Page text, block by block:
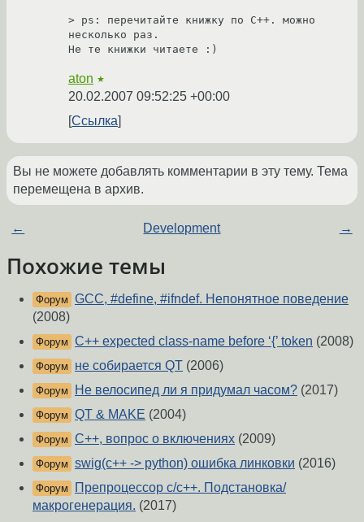
> ps: перечитайте книжку по С++. можно
несколько раз.
Не те книжки читаете :)
aton ★
20.02.2007 09:52:25 +00:00
Ссылка
Вы не можете добавлять комментарии в эту тему. Тема
перемещена в архив.
← Development →
Похожие темы
Форум GCC, #define, #ifndef. Непонятное поведение
(2008)
Форум C++ expected class-name before ‘{’ token (2008)
Форум не собирается QT (2006)
Форум Не велосипед ли я придумал часом? (2017)
Форум QT & MAKE (2004)
Форум С++, вопрос о включениях (2009)
Форум swig(c++ -> python) ошибка линковки (2016)
Форум
Препроцессор c/c++. Подстановка/
макрогенерация. (2017)